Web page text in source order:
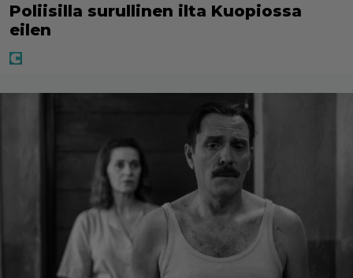
Poliisilla surullinen ilta Kuopiossa
eilen